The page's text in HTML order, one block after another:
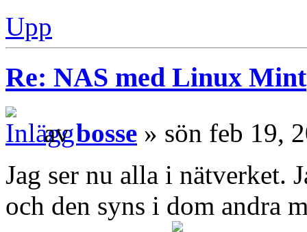
Upp
Re: NAS med Linux Mint
avbosse » sön feb 19,
Jag ser nu alla i nätverket.
och den syns i dom andra